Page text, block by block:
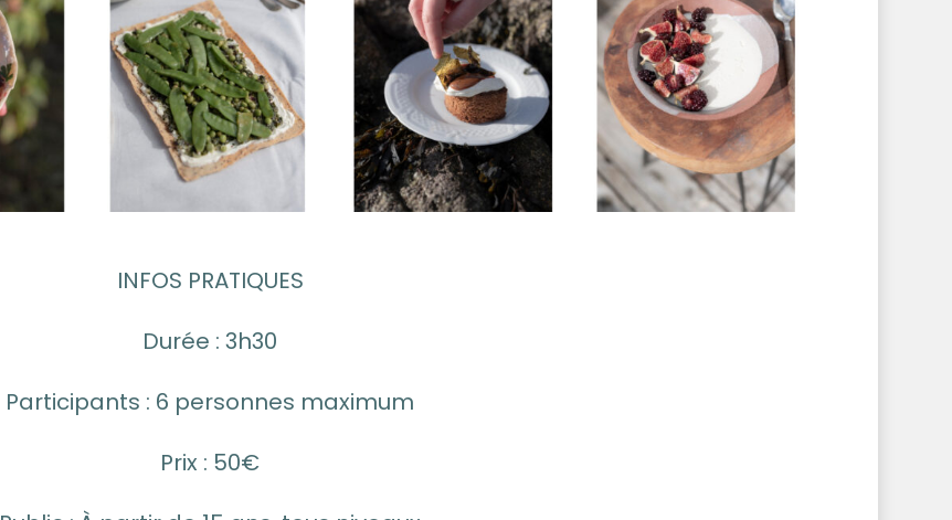
No products in the cart.
INFOS PRATIQUES
Durée : 3h30
Participants : 6 personnes maximum
Prix : 50€